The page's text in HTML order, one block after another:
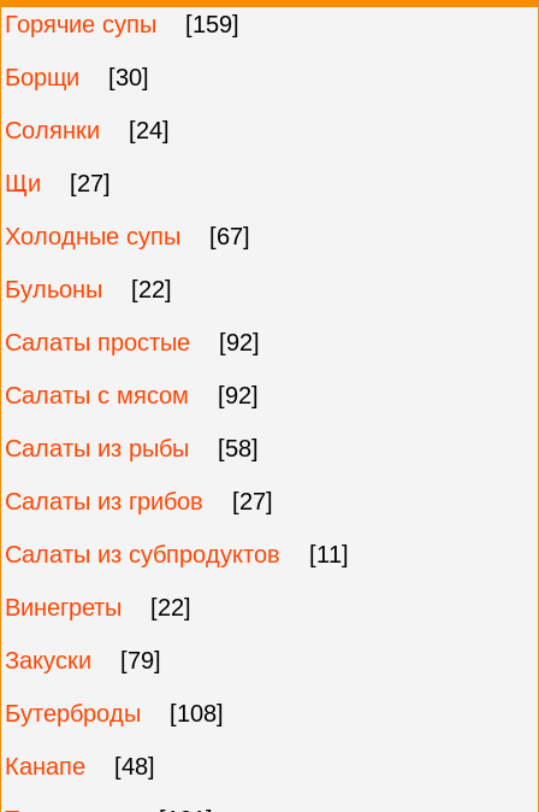
Горячие супы
[159]
Борщи
[30]
Солянки
[24]
Щи
[27]
Холодные супы
[67]
Бульоны
[22]
Салаты простые
[92]
Салаты с мясом
[92]
Салаты из рыбы
[58]
Салаты из грибов
[27]
Салаты из субпродуктов
[11]
Винегреты
[22]
Закуски
[79]
Бутерброды
[108]
Канапе
[48]